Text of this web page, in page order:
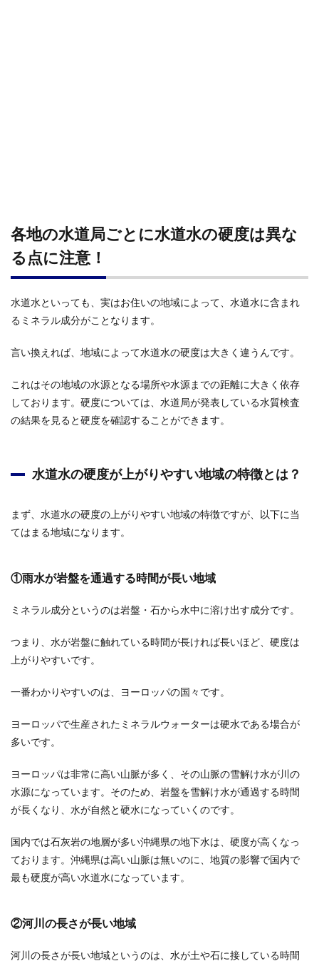
各地の水道局ごとに水道水の硬度は異な
る点に注意！
水道水といっても、実はお住いの地域によって、水道水に含まれ
るミネラル成分がことなります。
言い換えれば、地域によって水道水の硬度は大きく違うんです。
これはその地域の水源となる場所や水源までの距離に大きく依存
しております。硬度については、水道局が発表している水質検査
の結果を見ると硬度を確認することができます。
水道水の硬度が上がりやすい地域の特徴とは？
まず、水道水の硬度の上がりやすい地域の特徴ですが、以下に当
てはまる地域になります。
①雨水が岩盤を通過する時間が長い地域
ミネラル成分というのは岩盤・石から水中に溶け出す成分です。
つまり、水が岩盤に触れている時間が長ければ長いほど、硬度は
上がりやすいです。
一番わかりやすいのは、ヨーロッパの国々です。
ヨーロッパで生産されたミネラルウォーターは硬水である場合が
多いです。
ヨーロッパは非常に高い山脈が多く、その山脈の雪解け水が川の
水源になっています。そのため、岩盤を雪解け水が通過する時間
が長くなり、水が自然と硬水になっていくのです。
国内では石灰岩の地層が多い沖縄県の地下水は、硬度が高くなっ
ております。沖縄県は高い山脈は無いのに、地質の影響で国内で
最も硬度が高い水道水になっています。
②河川の長さが長い地域
河川の長さが長い地域というのは、水が土や石に接している時間